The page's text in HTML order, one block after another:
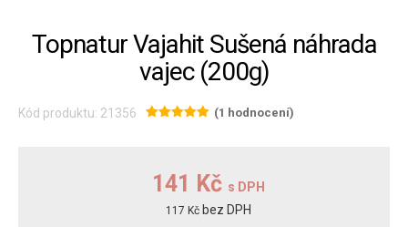
Topnatur Vajahit Sušená náhrada
vajec (200g)
Kód produktu: 21356 (1 hodnocení)
141 Kč s DPH
117 Kč bez DPH